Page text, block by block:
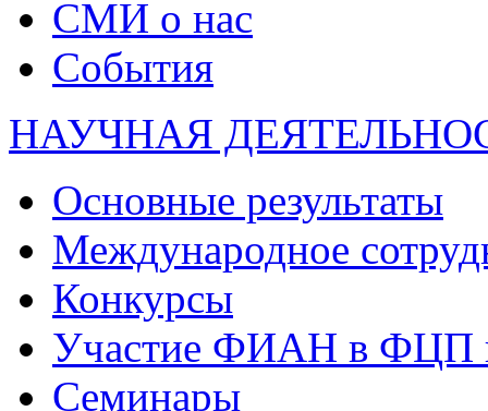
СМИ о нас
События
НАУЧНАЯ
Основные результаты
Международное
Конкурсы
Участие ФИАН в ФЦП
Семинары